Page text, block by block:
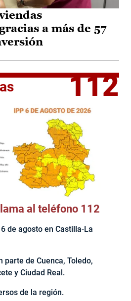
a más de 57
112
al teléfono 112
6 de agosto en Castilla-La
parte de Cuenca, Toledo,
y Ciudad Real.
de la región.